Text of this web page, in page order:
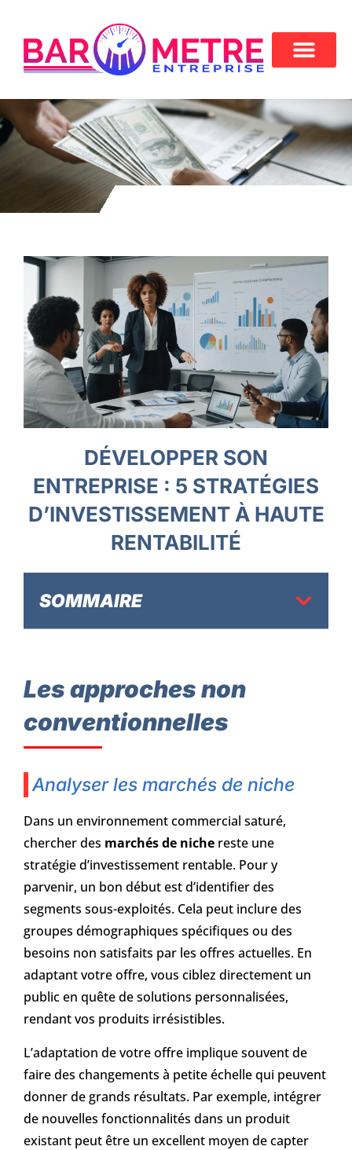
DÉVELOPPER SON
ENTREPRISE : 5 STRATÉGIES
D’INVESTISSEMENT À HAUTE
RENTABILITÉ
SOMMAIRE
Les approches non
conventionnelles
Analyser les marchés de niche
Dans un environnement commercial saturé,
chercher des marchés de niche reste une
stratégie d’investissement rentable. Pour y
parvenir, un bon début est d’identifier des
segments sous-exploités. Cela peut inclure des
groupes démographiques spécifiques ou des
besoins non satisfaits par les offres actuelles. En
adaptant votre offre, vous ciblez directement un
public en quête de solutions personnalisées,
rendant vos produits irrésistibles.
L’adaptation de votre offre implique souvent de
faire des changements à petite échelle qui peuvent
donner de grands résultats. Par exemple, intégrer
de nouvelles fonctionnalités dans un produit
existant peut être un excellent moyen de capter